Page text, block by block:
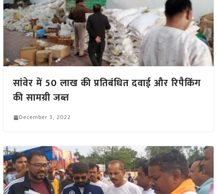
सांवेर में 50 लाख की प्रतिबंधित दवाई और रिपैकिंग
की सामग्री जब्त
December 3, 2022